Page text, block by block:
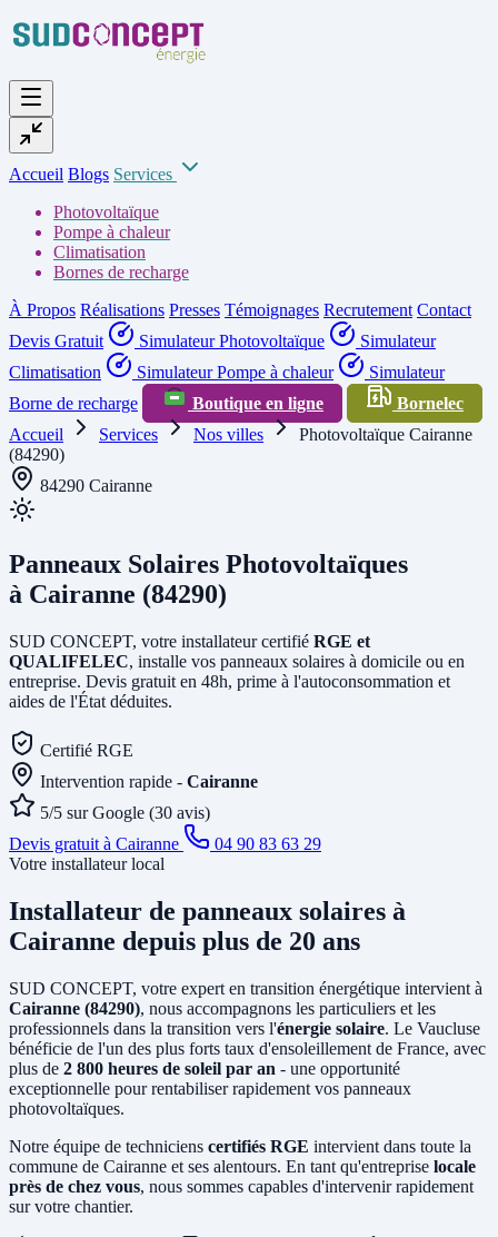
Accueil Blogs Services
Photovoltaïque
Pompe à chaleur
Climatisation
Bornes de recharge
À Propos Réalisations Presses Témoignages Recrutement Contact
Devis Gratuit
Simulateur Photovoltaïque
Simulateur
Climatisation
Simulateur Pompe à chaleur
Simulateur
Borne de recharge
Boutique en ligne
Bornelec
Accueil
Services Nos villes
Photovoltaïque Cairanne
(84290)
84290 Cairanne
Panneaux Solaires Photovoltaïques
à Cairanne (84290)
SUD CONCEPT, votre installateur certifié RGE et
QUALIFELEC, installe vos panneaux solaires à domicile ou en
entreprise. Devis gratuit en 48h, prime à l'autoconsommation et
aides de l'État déduites.
Certifié RGE
Intervention rapide - Cairanne
5/5 sur Google (30 avis)
Devis gratuit à Cairanne
04 90 83 63 29
Votre installateur local
Installateur de panneaux solaires à
Cairanne depuis plus de 20 ans
SUD CONCEPT, votre expert en transition énergétique intervient à
Cairanne (84290), nous accompagnons les particuliers et les
professionnels dans la transition vers l'énergie solaire. Le Vaucluse
bénéficie de l'un des plus forts taux d'ensoleillement de France, avec
plus de 2 800 heures de soleil par an - une opportunité
exceptionnelle pour rentabiliser rapidement vos panneaux
photovoltaïques.
Notre équipe de techniciens certifiés RGE intervient dans toute la
commune de Cairanne et ses alentours. En tant qu'entreprise locale
près de chez vous, nous sommes capables d'intervenir rapidement
sur votre chantier.